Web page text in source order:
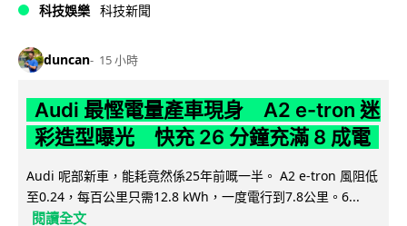
科技娛樂 科技新聞
duncan 15 小時
Audi 最慳電量產車現身 A2 e-tron 迷
彩造型曝光 快充 26 分鐘充滿 8 成電
Audi 呢部新車，能耗竟然係25年前嘅一半。 A2 e-tron 風阻低
至0.24，每百公里只需12.8 kWh，一度電行到7.8公里。6...
閱讀全文